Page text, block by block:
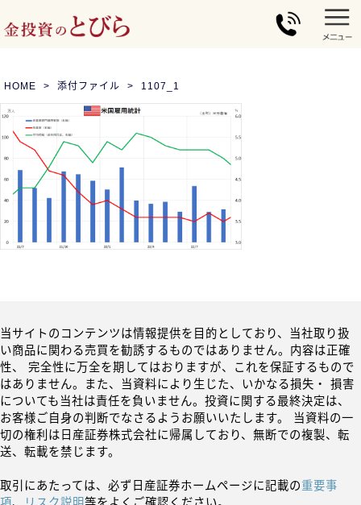
HOME 添付ファイル 1107_1
当サイトのコンテンツは情報提供を目的としており、当社取り扱
い商品に関わる売買を勧誘するものではありません。内容は正確
性、 完全性に万全を期してはおりますが、これを保証するもので
はありません。また、当資料により生じた、いかなる損失・ 損害
についても当社は責任を負いません。投資に関する最終決定は、
お客様ご自身の判断でなさるようお願いいたします。 当資料の一
切の権利は日産証券株式会社に帰属しており、無断での複製、転
送、転載を禁じます。
取引にあたっては、必ず日産証券ホームページに記載の重要事